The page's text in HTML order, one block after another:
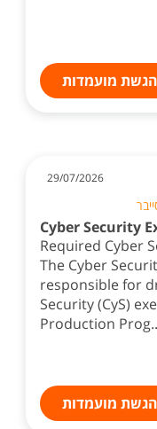
הגשת מועמדות
29/07/2026
Cyber Security
Required Cyber
The Cyber
responsible for
Security (CyS)
Production
הגשת מועמדות